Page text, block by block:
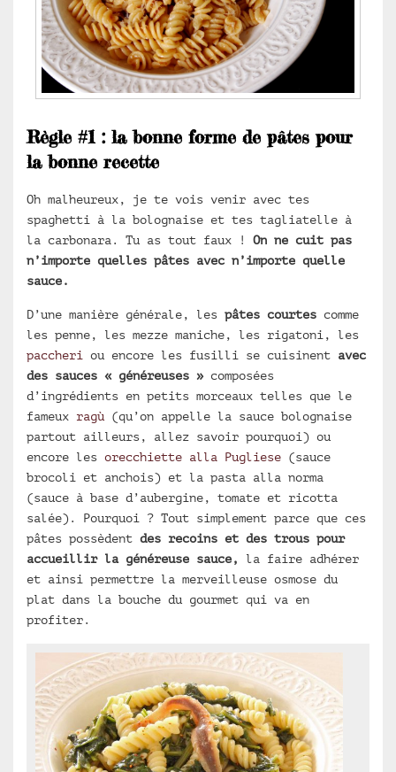
Règle #1 : la bonne forme de pâtes pour
la bonne recette
Oh malheureux, je te vois venir avec tes
spaghetti à la bolognaise et tes tagliatelle à
la carbonara. Tu as tout faux ! On ne cuit pas
n’importe quelles pâtes avec n’importe quelle
sauce.
D’une manière générale, les pâtes courtes comme
les penne, les mezze maniche, les rigatoni, les
paccheri
ou encore les fusilli se cuisinent avec
des sauces « généreuses »composées
d’ingrédients en petits morceaux telles que le
fameux ragù (qu’on appelle la sauce bolognaise
partout ailleurs, allez savoir pourquoi) ou
encore les orecchiette alla Pugliese (sauce
brocoli et anchois) et la pasta alla norma
(sauce à base d’aubergine, tomate et ricotta
salée). Pourquoi ? Tout simplement parce que ces
pâtes possèdent des recoins et des trous pour
accueillir la généreuse sauce,
la faire adhérer
et ainsi permettre la merveilleuse osmose du
plat dans la bouche du gourmet qui va en
profiter.